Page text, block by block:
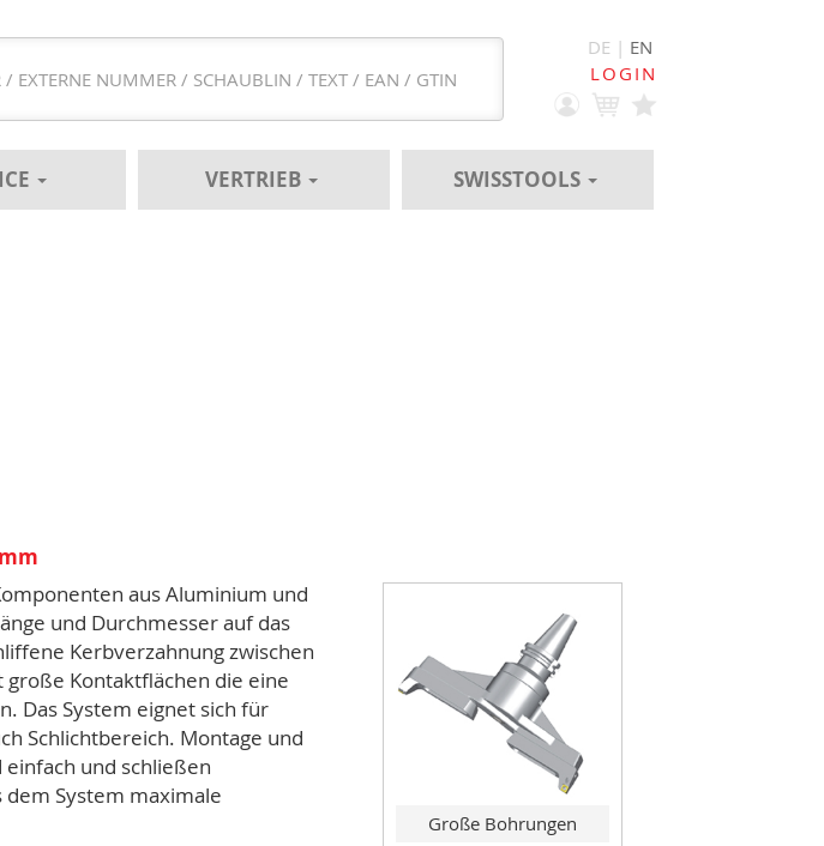
DE | EN
LOGIN
VERTRIEB SWISSTOOLS
aus Aluminium und
und Durchmesser auf das
Kerbverzahnung zwischen
Kontaktflächen die eine
Das System eignet sich für
Schlichtbereich. Montage und
und schließen
dem System maximale
Große Bohrungen